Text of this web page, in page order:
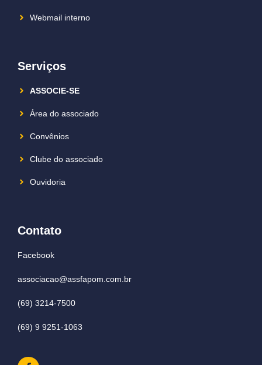
Webmail interno
Serviços
ASSOCIE-SE
Área do associado
Convênios
Clube do associado
Ouvidoria
Contato
Facebook
associacao@assfapom.com.br
(69) 3214-7500
(69) 9 9251-1063